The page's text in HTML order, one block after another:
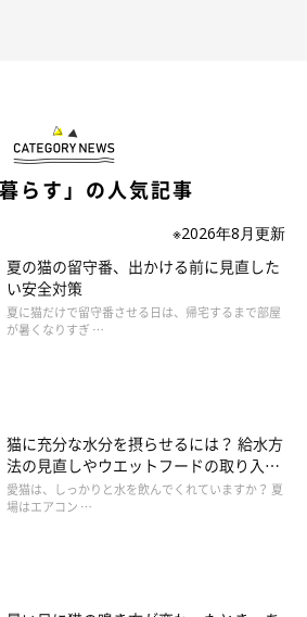
合、しっぽの付け根を叩く
き出すのはなぜ？
暮らす」の人気記事
※2026年8月更新
夏の猫の留守番、出かける前に見直した
い安全対策
夏に猫だけで留守番させる日は、帰宅するまで部屋
が暑くなりすぎ …
猫に充分な水分を摂らせるには？ 給水方
法の見直しやウエットフードの取り入れ
方を解説
愛猫は、しっかりと水を飲んでくれていますか？ 夏
場はエアコン …